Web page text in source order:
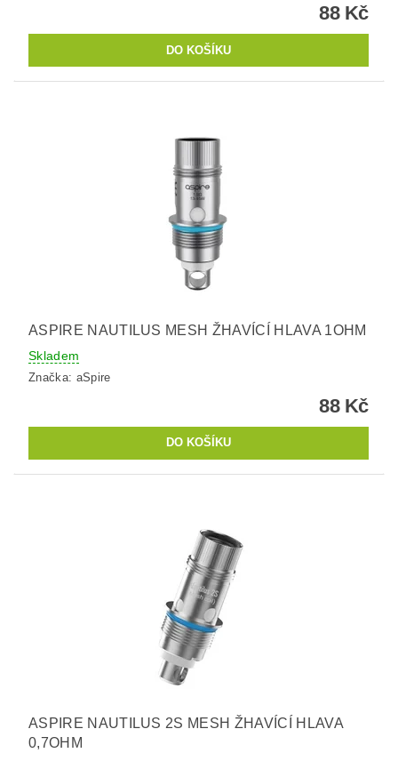
88 Kč
ASPIRE NAUTILUS MESH ŽHAVÍCÍ HLAVA 1OHM
Skladem
Značka: aSpire
88 Kč
ASPIRE NAUTILUS 2S MESH ŽHAVÍCÍ HLAVA
0,7OHM